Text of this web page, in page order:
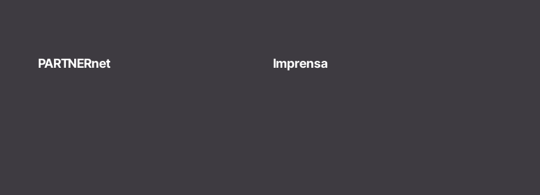
PARTNERnet Imprensa